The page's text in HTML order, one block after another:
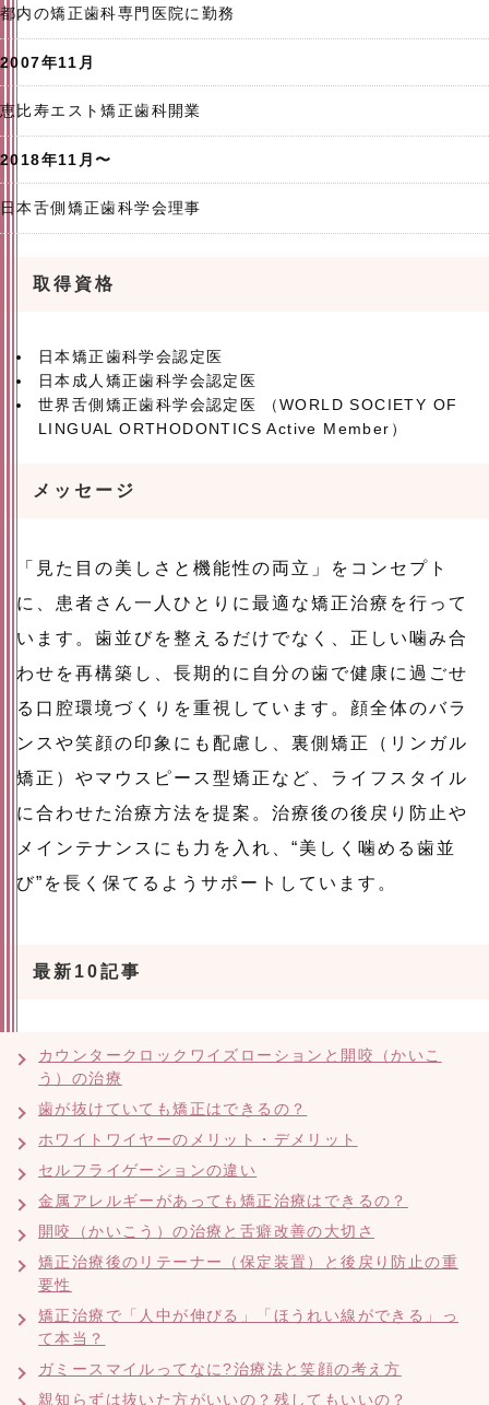
都内の矯正歯科専門医院に勤務
2007年11月
恵比寿エスト矯正歯科開業
2018年11月〜
日本舌側矯正歯科学会理事
取得資格
日本矯正歯科学会認定医
日本成人矯正歯科学会認定医
世界舌側矯正歯科学会認定医 （WORLD SOCIETY OF
LINGUAL ORTHODONTICS Active Member）
メッセージ
「見た目の美しさと機能性の両立」をコンセプト
に、患者さん一人ひとりに最適な矯正治療を行って
います。歯並びを整えるだけでなく、正しい噛み合
わせを再構築し、長期的に自分の歯で健康に過ごせ
る口腔環境づくりを重視しています。顔全体のバラ
ンスや笑顔の印象にも配慮し、裏側矯正（リンガル
矯正）やマウスピース型矯正など、ライフスタイル
に合わせた治療方法を提案。治療後の後戻り防止や
メインテナンスにも力を入れ、“美しく噛める歯並
び”を長く保てるようサポートしています。
最新10記事
カウンタークロックワイズローションと開咬（かいこ
う）の治療
歯が抜けていても矯正はできるの？
ホワイトワイヤーのメリット・デメリット
セルフライゲーションの違い
金属アレルギーがあっても矯正治療はできるの？
開咬（かいこう）の治療と舌癖改善の大切さ
矯正治療後のリテーナー（保定装置）と後戻り防止の重
要性
矯正治療で「人中が伸びる」「ほうれい線ができる」っ
て本当？
ガミースマイルってなに?治療法と笑顔の考え方
親知らずは抜いた方がいいの？残してもいいの？